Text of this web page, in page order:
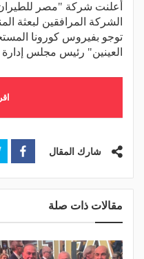
أعلنت شركة "مصر
الشركة المرافقين لبعثة
العينين" رئيس مجلس
شارك المقال
مقالات ذات صلة